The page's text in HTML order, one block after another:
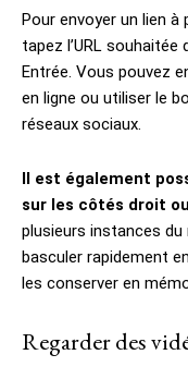
Pour envoyer un lien à
tapez l’URL souhaitée
Entrée. Vous pouvez
en ligne ou utiliser le
réseaux sociaux.
Il est également
sur les côtés droit
plusieurs instances du
basculer rapidement
les conserver en
Regarder des